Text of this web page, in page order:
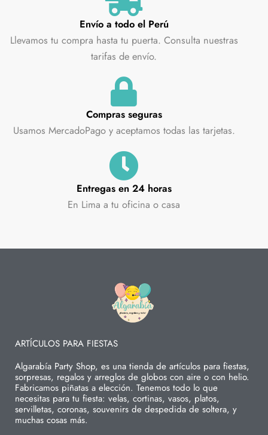
Envío a todo el Perú
Llevamos tu compra hasta tu puerta. Consulta nuestras
tarifas de envío.
Compras seguras
Usamos MercadoPago y aceptamos todas las tarjetas.
Entregas en 24 horas
En Lima a tu oficina o casa
ARTÍCULOS PARA FIESTAS
Algarabía Party Shop, es una tienda de artículos para fiestas,
sorpresas, regalos y arreglos de globos con aire o con helio.
Fabricamos piñatas a elección. Tenemos todo lo que
necesitas para tu fiesta: velas, cortinas, vasos, platos,
servilletas, coronas, souvenirs de despedida de soltera, y
muchas cosas más.